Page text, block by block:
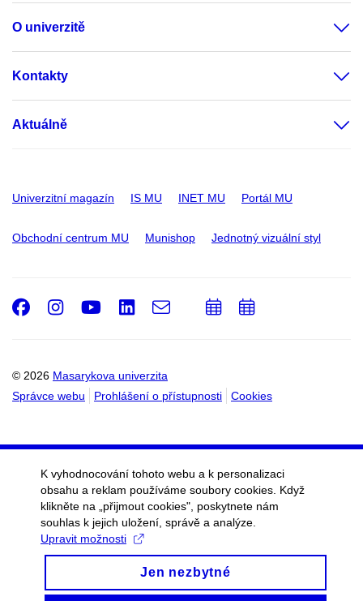
O univerzitě
Kontakty
Aktuálně
Univerzitní magazín IS MU INET MU Portál MU
Obchodní centrum MU Munishop Jednotný vizuální styl
© 2026 Masarykova univerzita
Správce webu
Prohlášení o přístupnosti Cookies
Facebook
Instagram
Youtube
LinkedIn
e-
PřidatPřidat
K vyhodnocování tohoto webu a k personalizaci
obsahu a reklam používáme soubory cookies. Když
klikněte na „přijmout cookies", poskytnete nám
souhlas k jejich uložení, správě a analýze.
Upravit možnosti
Jen nezbytné